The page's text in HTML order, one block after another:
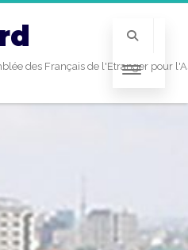
des Français de l'Etranger pour